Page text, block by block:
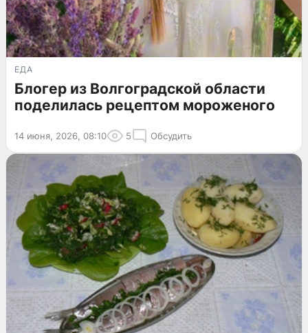
ЕДА
Блогер из Волгоградской области
поделилась рецептом мороженого
14 июня, 2026, 08:10 5 Обсудить